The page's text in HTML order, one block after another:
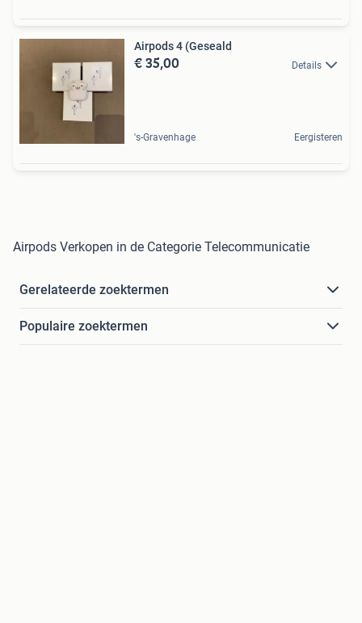
Airpods 4 (Geseald
€ 35,00 Details
's-Gravenhage Eergisteren
Airpods Verkopen in de Categorie Telecommunicatie
Gerelateerde zoektermen
Populaire zoektermen